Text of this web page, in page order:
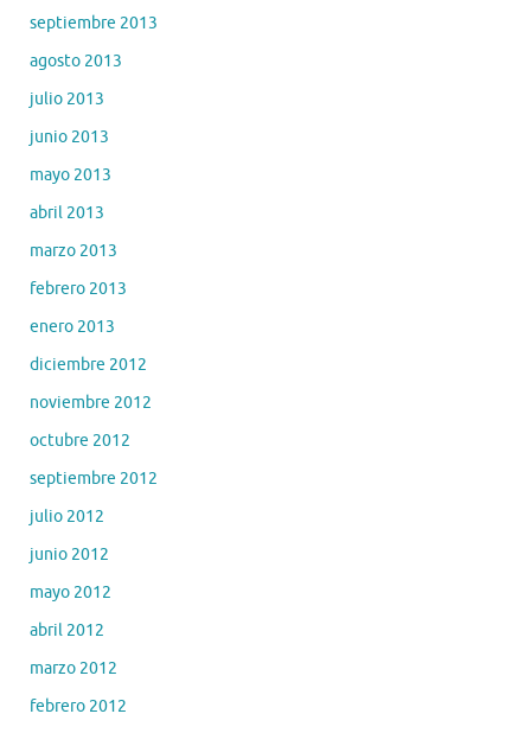
septiembre 2013
agosto 2013
julio 2013
junio 2013
mayo 2013
abril 2013
marzo 2013
febrero 2013
enero 2013
diciembre 2012
noviembre 2012
octubre 2012
septiembre 2012
julio 2012
junio 2012
mayo 2012
abril 2012
marzo 2012
febrero 2012